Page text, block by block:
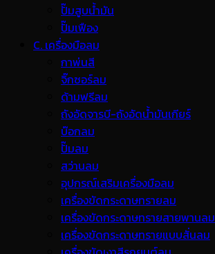
ปั๊มสูบน้ำมัน
ปั๊มเฟือง
C. เครื่องมือลม
กาพ่นสี
จิ๊กซอร์ลม
ด้ามฟรีลม
ถังอัดจารบี-ถังอัดน้ำมันเกียร์
บ๊อกลม
ปั๊มลม
สว่านลม
อุปกรณ์เสริมเครื่องมือลม
เครื่องขัดกระดาษทรายลม
เครื่องขัดกระดาษทรายสายพานลม
เครื่องขัดกระดาษทรายแบบสั่นลม